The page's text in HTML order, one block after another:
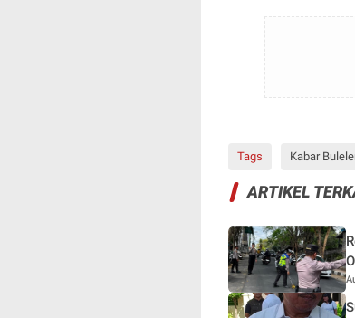
Tags Kabar
ARTIKEL